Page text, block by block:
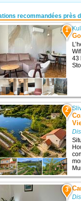
recommandées près
1
43
2
3